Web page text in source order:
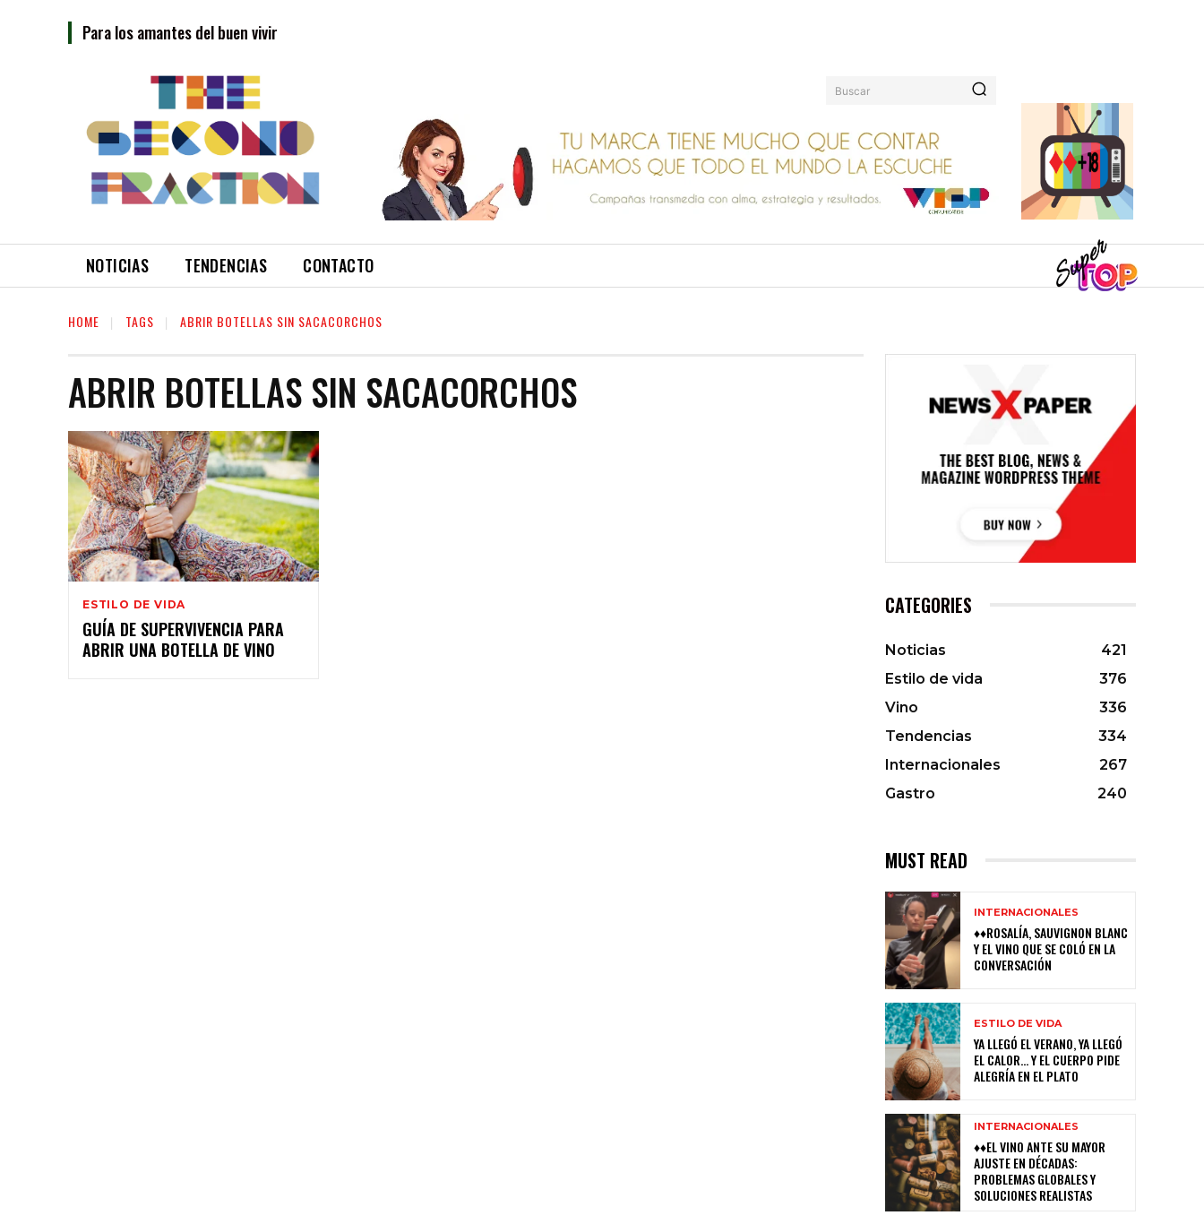
Para los amantes del buen vivir
Buscar
NOTICIAS TENDENCIAS CONTACTO
HOME TAGS ABRIR BOTELLAS SIN SACACORCHOS
ABRIR BOTELLAS SIN SACACORCHOS
ESTILO DE VIDA
GUÍA DE SUPERVIVENCIA PARA
ABRIR UNA BOTELLA DE VINO
CATEGORIES
Noticias
421
Estilo de vida
376
Vino
336
Tendencias
334
Internacionales
267
Gastro
240
MUST READ
INTERNACIONALES
♦♦ROSALÍA, SAUVIGNON BLANC
Y EL VINO QUE SE COLÓ EN LA
CONVERSACIÓN
ESTILO DE VIDA
YA LLEGÓ EL VERANO, YA LLEGÓ
EL CALOR… Y EL CUERPO PIDE
ALEGRÍA EN EL PLATO
INTERNACIONALES
♦♦EL VINO ANTE SU MAYOR
AJUSTE EN DÉCADAS:
PROBLEMAS GLOBALES Y
SOLUCIONES REALISTAS